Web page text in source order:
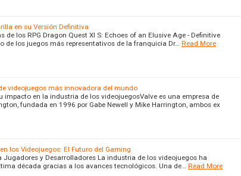
en su Versión Definitiva
de los RPG Dragon Quest XI S: Echoes of an Elusive Age - Definitive
de los juegos más representativos de la franquicia Dr… Read More
videojuegos más innovadora del mundo
impacto en la industria de los videojuegosValve es una empresa de
fundada en 1996 por Gabe Newell y Mike Harrington, ambos ex
los Videojuegos: El Futuro del Gaming
Jugadores y Desarrolladores La industria de los videojuegos ha
década gracias a los avances tecnológicos. Una de… Read More